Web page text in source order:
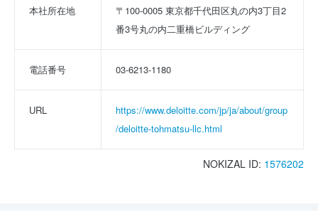
本社所在地
〒100-0005 東京都千代田区丸の内3丁目2
番3号丸の内二重橋ビルディング
電話番号 03-6213-1180
URL
https://www.deloitte.com/jp/ja/about/group
/deloitte-tohmatsu-llc.html
NOKIZAL ID: 1576202